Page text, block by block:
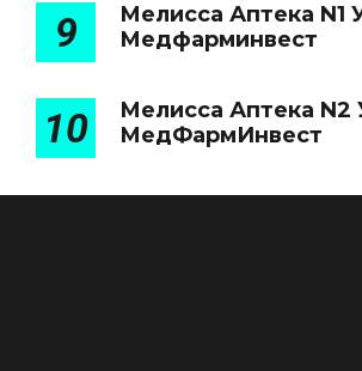
9
Мелисса Аптека N1
Медфарминвест
10
Мелисса Аптека N2
МедФармИнвест